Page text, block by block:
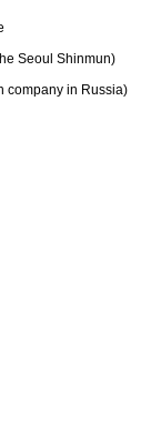
Seoul Shinmun)
company in Russia)